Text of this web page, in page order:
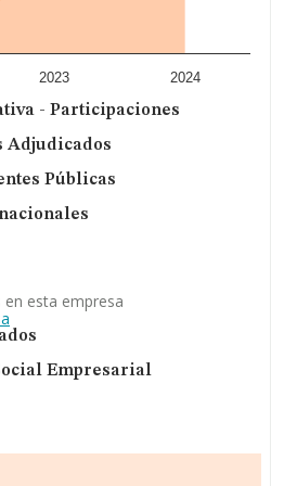
técnico y de reparación de
y máquinas vending. Ha
En el ranking de todas las
nacional, ha experimentado un
2023 2024
- Participaciones
Adjudicados
Públicas
esta empresa
Empresarial